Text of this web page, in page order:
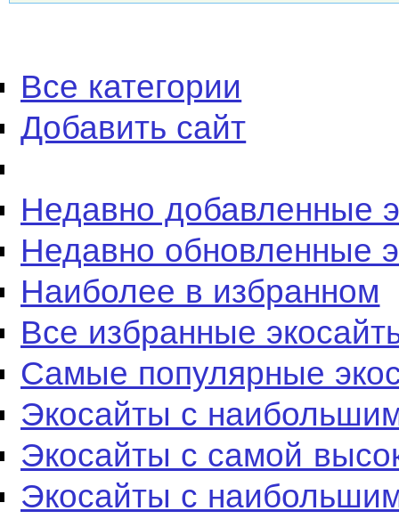
Все категории
Добавить сайт
Недавно добавленные
Недавно обновленные
Наиболее в избранном
Все избранные
Самые популярные
Экосайты с
Экосайты с самой
Экосайты с